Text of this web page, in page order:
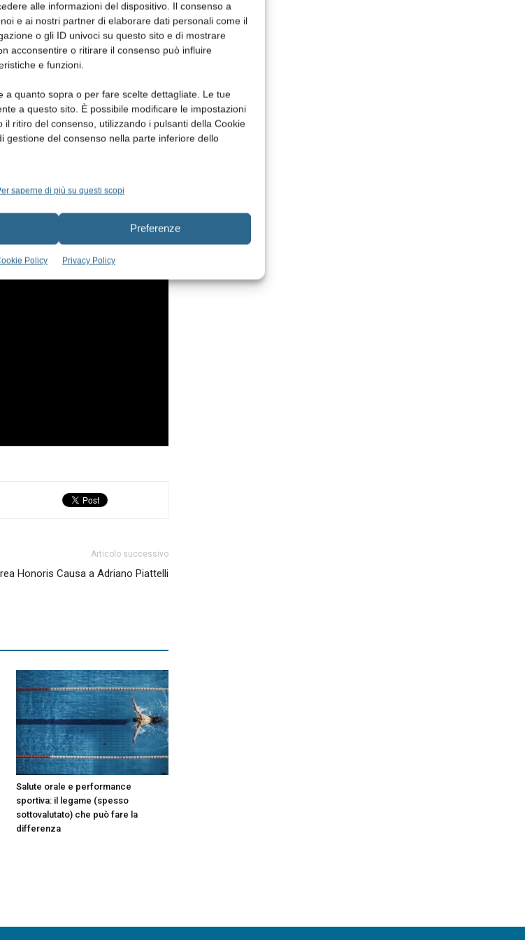
alle informazioni del dispositivo. Il consenso a
e ai nostri partner di elaborare dati personali come il
o gli ID univoci su questo sito e di mostrare
acconsentire o ritirare il consenso può influire
e funzioni.
a quanto sopra o per fare scelte dettagliate. Le tue
a questo sito. È possibile modificare le impostazioni
il ritiro del consenso, utilizzando i pulsanti della Cookie
gestione del consenso nella parte inferiore dello
saperne di più su questi scopi
Preferenze
Policy Privacy Policy
sono intervenute tutte le figure
del Corso di Laurea in Odontoiatria
di Discipline
e la dottoressa Gilda Gastaldi
cromatici e artistici degli ambienti,
Cacciari, che hanno
composta in larga parte dai
lombarda e italiana.
Articolo successivo
Honoris Causa a Adriano Piattelli
Salute orale e performance
sportiva: il legame (spesso
sottovalutato) che può fare la
differenza